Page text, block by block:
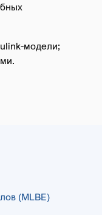
модели;
(MLBE)